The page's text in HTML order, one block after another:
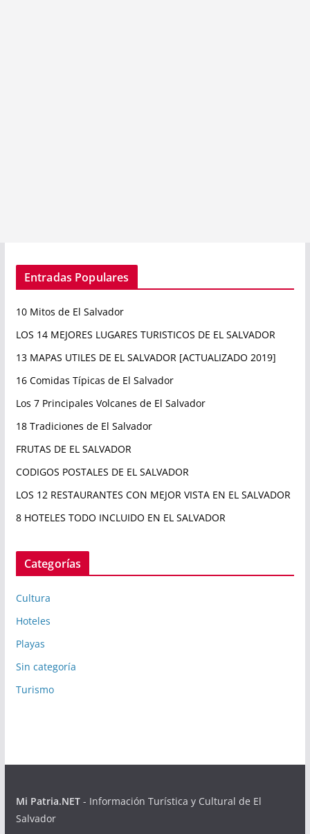
Entradas Populares
10 Mitos de El Salvador
LOS 14 MEJORES LUGARES TURISTICOS DE EL SALVADOR
13 MAPAS UTILES DE EL SALVADOR [ACTUALIZADO 2019]
16 Comidas Típicas de El Salvador
Los 7 Principales Volcanes de El Salvador
18 Tradiciones de El Salvador
FRUTAS DE EL SALVADOR
CODIGOS POSTALES DE EL SALVADOR
LOS 12 RESTAURANTES CON MEJOR VISTA EN EL SALVADOR
8 HOTELES TODO INCLUIDO EN EL SALVADOR
Categorías
Cultura
Hoteles
Playas
Sin categoría
Turismo
Mi Patria.NET- Información Turística y Cultural de El
Salvador